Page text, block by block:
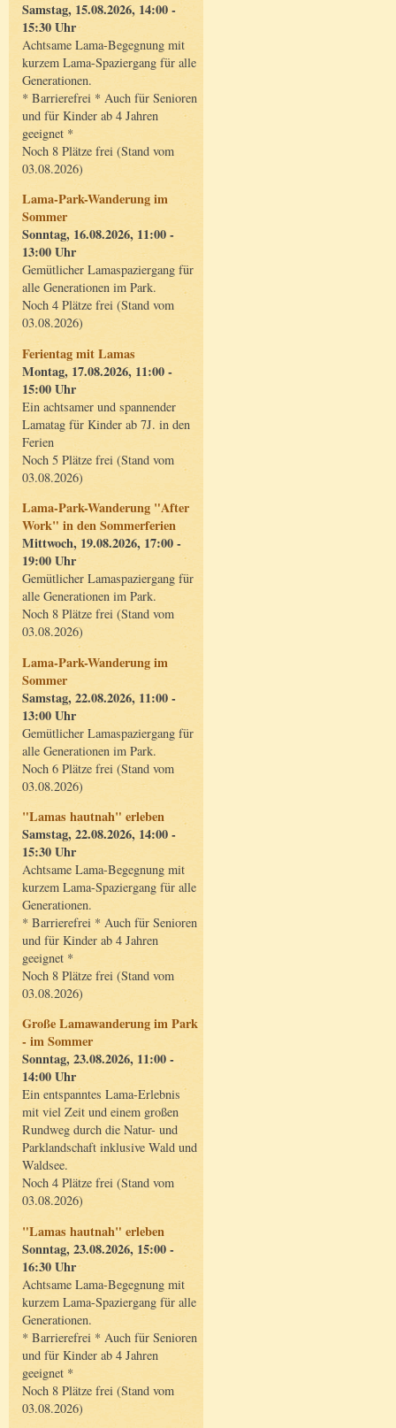
Samstag, 15.08.2026, 14:00 -
15:30 Uhr
Achtsame Lama-Begegnung mit
kurzem Lama-Spaziergang für alle
Generationen.
* Barrierefrei * Auch für Senioren
und für Kinder ab 4 Jahren
geeignet *
Noch 8 Plätze frei (Stand vom
03.08.2026)
Lama-Park-Wanderung im
Sommer
Sonntag, 16.08.2026, 11:00 -
13:00 Uhr
Gemütlicher Lamaspaziergang für
alle Generationen im Park.
Noch 4 Plätze frei (Stand vom
03.08.2026)
Ferientag mit Lamas
Montag, 17.08.2026, 11:00 -
15:00 Uhr
Ein achtsamer und spannender
Lamatag für Kinder ab 7J. in den
Ferien
Noch 5 Plätze frei (Stand vom
03.08.2026)
Lama-Park-Wanderung "After
Work" in den Sommerferien
Mittwoch, 19.08.2026, 17:00 -
19:00 Uhr
Gemütlicher Lamaspaziergang für
alle Generationen im Park.
Noch 8 Plätze frei (Stand vom
03.08.2026)
Lama-Park-Wanderung im
Sommer
Samstag, 22.08.2026, 11:00 -
13:00 Uhr
Gemütlicher Lamaspaziergang für
alle Generationen im Park.
Noch 6 Plätze frei (Stand vom
03.08.2026)
"Lamas hautnah" erleben
Samstag, 22.08.2026, 14:00 -
15:30 Uhr
Achtsame Lama-Begegnung mit
kurzem Lama-Spaziergang für alle
Generationen.
* Barrierefrei * Auch für Senioren
und für Kinder ab 4 Jahren
geeignet *
Noch 8 Plätze frei (Stand vom
03.08.2026)
Große Lamawanderung im Park
- im Sommer
Sonntag, 23.08.2026, 11:00 -
14:00 Uhr
Ein entspanntes Lama-Erlebnis
mit viel Zeit und einem großen
Rundweg durch die Natur- und
Parklandschaft inklusive Wald und
Waldsee.
Noch 4 Plätze frei (Stand vom
03.08.2026)
"Lamas hautnah" erleben
Sonntag, 23.08.2026, 15:00 -
16:30 Uhr
Achtsame Lama-Begegnung mit
kurzem Lama-Spaziergang für alle
Generationen.
* Barrierefrei * Auch für Senioren
und für Kinder ab 4 Jahren
geeignet *
Noch 8 Plätze frei (Stand vom
03.08.2026)